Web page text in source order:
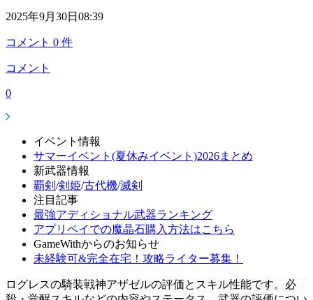
2025年9月30日08:39
コメント 0 件
コメント
0
イベント情報
サマーイベント(夏休みイベント)2026まとめ
新武器情報
覇剣 /剣姫/古代機/滅剣
注目記事
最強アディショナル武器ランキング
アプリペイでの魔晶石購入方法はこちら
GameWithからのお知らせ
未経験可&完全在宅！攻略ライター募集！
ログレスの騎装戦神アザゼルの評価とスキル性能です。必